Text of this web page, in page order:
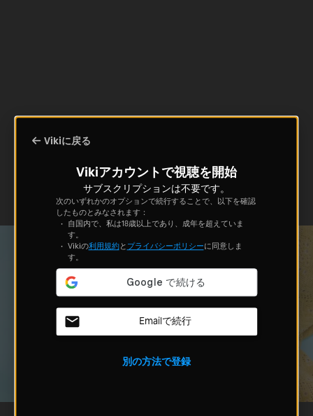
Vikiに戻る
Vikiアカウントで視聴を開始
サブスクリプションは不要です。
次のいずれかのオプションで続行することで、以下を確認
したものとみなされます：
自国内で、私は18歳以上であり、成年を超えていま
す。
Vikiの利用規約と プライバシーポリシーに同意しま
す。
Emailで続行
別の方法で登録